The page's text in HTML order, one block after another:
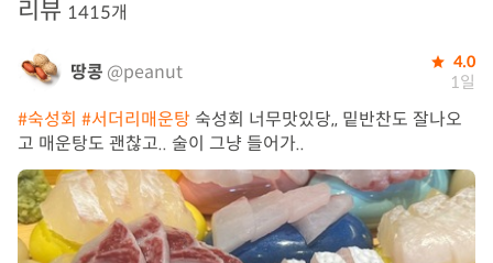
리뷰 1415개
땅콩 @peanut 4.0
1일
#숙성회 #서더리매운탕 숙성회 너무맛있당,, 밑반찬도 잘나오
고 매운탕도 괜찮고.. 술이 그냥 들어가..